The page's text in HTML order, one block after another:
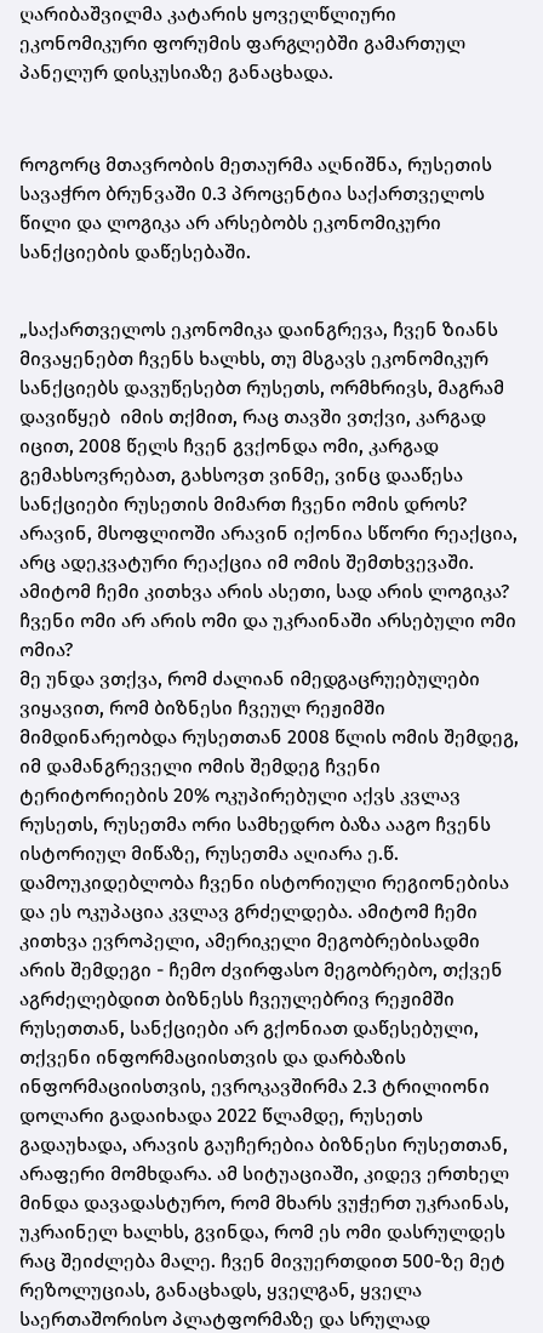
ღარიბაშვილმა კატარის ყოველწლიური
ეკონომიკური ფორუმის ფარგლებში გამართულ
პანელურ დისკუსიაზე განაცხადა.
როგორც მთავრობის მეთაურმა აღნიშნა, რუსეთის
სავაჭრო ბრუნვაში 0.3 პროცენტია საქართველოს
წილი და ლოგიკა არ არსებობს ეკონომიკური
სანქციების დაწესებაში.
„საქართველოს ეკონომიკა დაინგრევა, ჩვენ ზიანს
მივაყენებთ ჩვენს ხალხს, თუ მსგავს ეკონომიკურ
სანქციებს დავუწესებთ რუსეთს, ორმხრივს, მაგრამ
დავიწყებ იმის თქმით, რაც თავში ვთქვი, კარგად
იცით, 2008 წელს ჩვენ გვქონდა ომი, კარგად
გემახსოვრებათ, გახსოვთ ვინმე, ვინც დააწესა
სანქციები რუსეთის მიმართ ჩვენი ომის დროს?
არავინ, მსოფლიოში არავინ იქონია სწორი რეაქცია,
არც ადეკვატური რეაქცია იმ ომის შემთხვევაში.
ამიტომ ჩემი კითხვა არის ასეთი, სად არის ლოგიკა?
ჩვენი ომი არ არის ომი და უკრაინაში არსებული ომი
ომია?
მე უნდა ვთქვა, რომ ძალიან იმედგაცრუებულები
ვიყავით, რომ ბიზნესი ჩვეულ რეჟიმში
მიმდინარეობდა რუსეთთან 2008 წლის ომის შემდეგ,
იმ დამანგრეველი ომის შემდეგ ჩვენი
ტერიტორიების 20% ოკუპირებული აქვს კვლავ
რუსეთს, რუსეთმა ორი სამხედრო ბაზა ააგო ჩვენს
ისტორიულ მიწაზე, რუსეთმა აღიარა ე.წ.
დამოუკიდებლობა ჩვენი ისტორიული რეგიონებისა
და ეს ოკუპაცია კვლავ გრძელდება. ამიტომ ჩემი
კითხვა ევროპელი, ამერიკელი მეგობრებისადმი
არის შემდეგი - ჩემო ძვირფასო მეგობრებო, თქვენ
აგრძელებდით ბიზნესს ჩვეულებრივ რეჟიმში
რუსეთთან, სანქციები არ გქონიათ დაწესებული,
თქვენი ინფორმაციისთვის და დარბაზის
ინფორმაციისთვის, ევროკავშირმა 2.3 ტრილიონი
დოლარი გადაიხადა 2022 წლამდე, რუსეთს
გადაუხადა, არავის გაუჩერებია ბიზნესი რუსეთთან,
არაფერი მომხდარა. ამ სიტუაციაში, კიდევ ერთხელ
მინდა დავადასტურო, რომ მხარს ვუჭერთ უკრაინას,
უკრაინელ ხალხს, გვინდა, რომ ეს ომი დასრულდეს
რაც შეიძლება მალე. ჩვენ მივუერთდით 500-ზე მეტ
რეზოლუციას, განაცხადს, ყველგან, ყველა
საერთაშორისო პლატფორმაზე და სრულად